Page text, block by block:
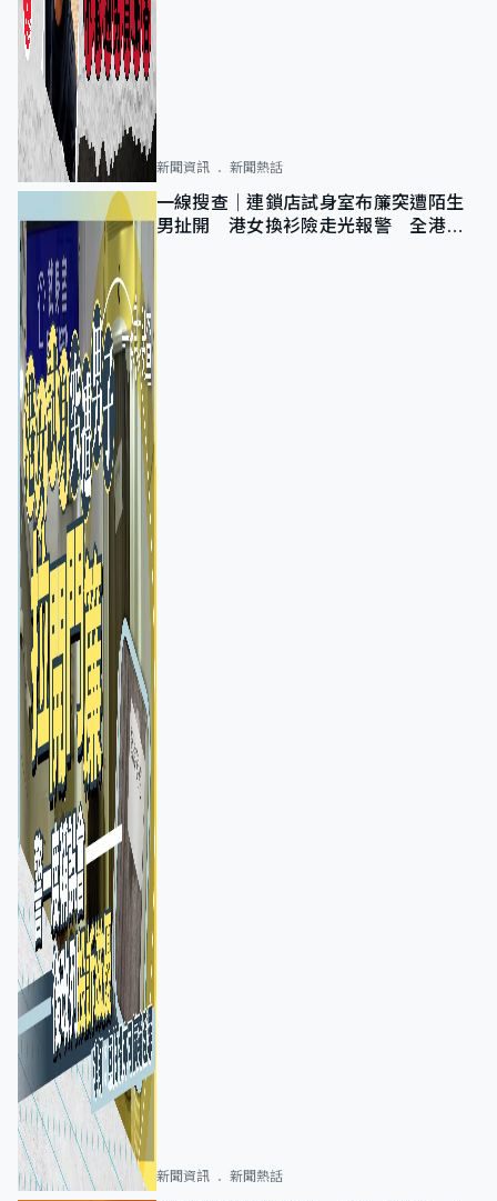
新聞資訊 新聞熱話
一線搜查｜連鎖店試身室布簾突遭陌生
男扯開 港女換衫險走光報警 全港分
新聞資訊 新聞熱話